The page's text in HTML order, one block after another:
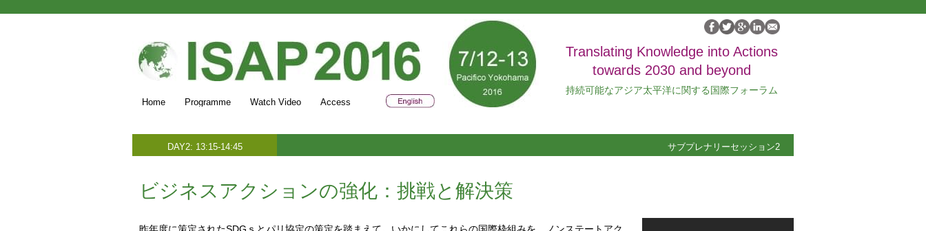
Home Programme Watch Video Access
Translating Knowledge into Actions
towards 2030 and beyond
持続可能なアジア太平洋に関する国際フォーラム
DAY2: 13:15-14:45 サブプレナリーセッション2
ビジネスアクションの強化：挑戦と解決策